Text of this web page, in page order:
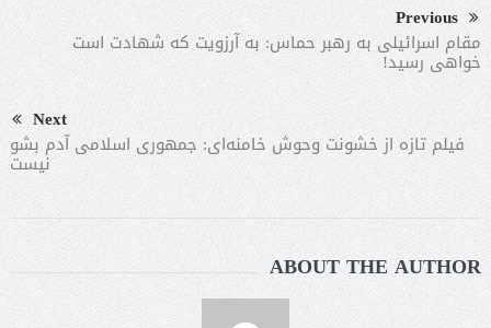
Previous
مقام اسرائیلی به رهبر حماس: به آرزویت که شهادت است
خواهی رسید!
Next
فیلم تازه از خشونت وحوش خامنه‌ای: جمهوری اسلامی آدم بشو
نیست
ABOUT THE AUTHOR